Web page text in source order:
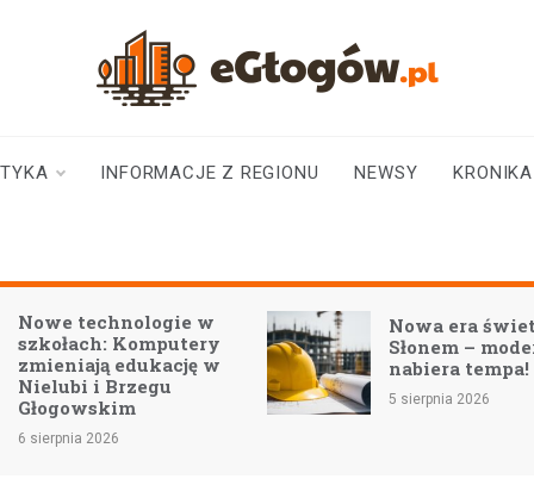
INFORMACJE Z REGIONU NEWSY
w
Komputery
edukację w
i Brzegu
2026
Nowa era świetlicy w
Słonem – modernizacja
nabiera tempa!
5 sierpnia 2026